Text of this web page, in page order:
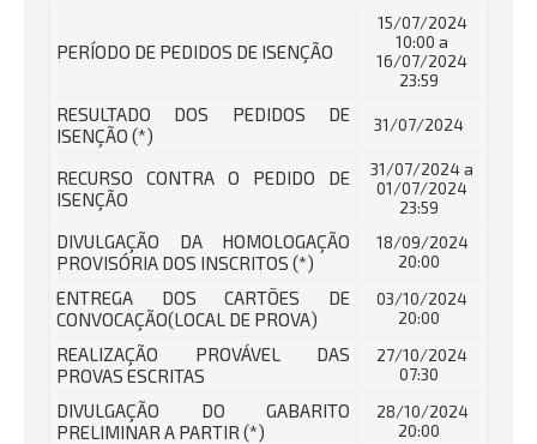
PERÍODO DE PEDIDOS DE ISENÇÃO
15/07/2024
10:00 a
16/07/2024
23:59
RESULTADO DOS PEDIDOS DE
ISENÇÃO (*)
31/07/2024
RECURSO CONTRA O PEDIDO DE
ISENÇÃO
31/07/2024 a
01/07/2024
23:59
DIVULGAÇÃO DA HOMOLOGAÇÃO
PROVISÓRIA DOS INSCRITOS (*)
18/09/2024
20:00
ENTREGA DOS CARTÕES DE
CONVOCAÇÃO(LOCAL DE PROVA)
03/10/2024
20:00
REALIZAÇÃO PROVÁVEL DAS
PROVAS ESCRITAS
27/10/2024
07:30
DIVULGAÇÃO DO GABARITO
PRELIMINAR A PARTIR (*)
28/10/2024
20:00